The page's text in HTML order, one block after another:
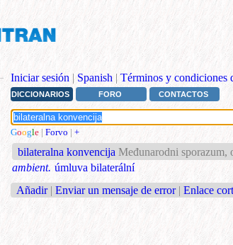
Iniciar sesión | Spanish | Términos y condiciones
DICCIONARIOS FORO CONTACTOS
Google | Forvo | +
bilateralna konvencija Međunarodni
ambient. úmluva bilaterální
Añadir | Enviar un mensaje de error | Enlace